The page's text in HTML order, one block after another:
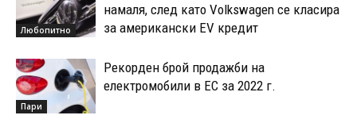
Любопитно
намаля, след като Volkswagen се класира
за американски EV кредит
Пари
Рекорден брой продажби на
електромобили в ЕС за 2022 г.